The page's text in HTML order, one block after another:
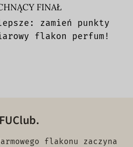
FINAŁ
zamień punkty
flakon perfum!
flakonu zaczyna